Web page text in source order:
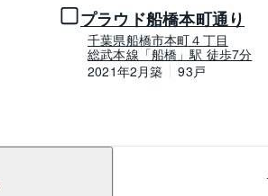
プラウド船橋本町通り
千葉県船橋市本町４丁目
総武本線「船橋」駅 徒歩7分
2021年2月築
93戸